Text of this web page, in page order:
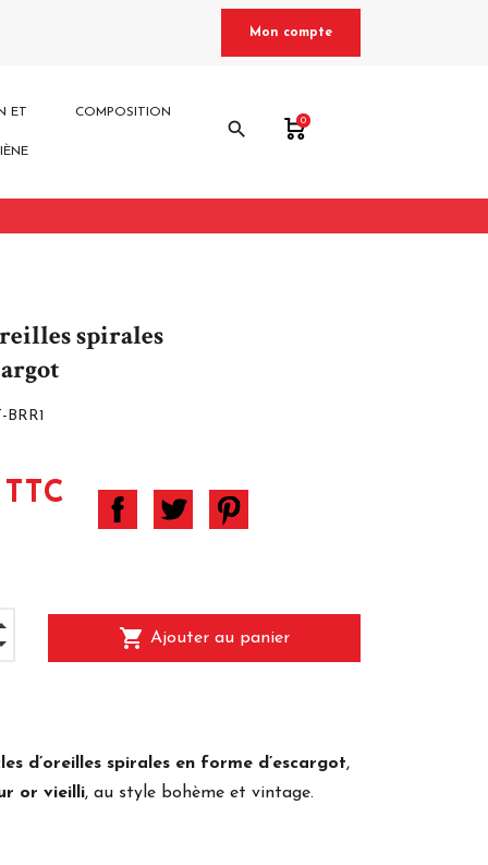
Mon compte
ET COMPOSITION
search 0
spirales
shopping_cart Ajouter au panier
d’oreilles spirales en forme d’escargot,
or vieilli, au style bohème et vintage.